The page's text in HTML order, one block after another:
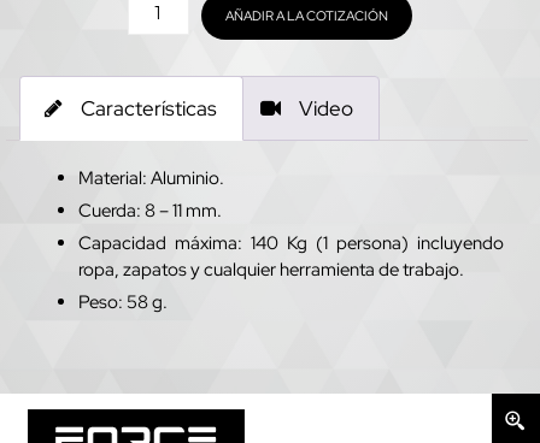
AÑADIR A LA COTIZACIÓN
Características Video
Material: Aluminio.
Cuerda: 8 – 11 mm.
Capacidad máxima: 140 Kg (1 persona) incluyendo
ropa, zapatos y cualquier herramienta de trabajo.
Peso: 58 g.